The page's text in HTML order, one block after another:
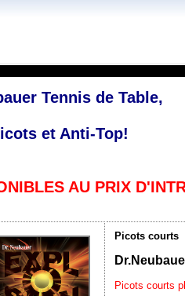
Tennis de Table,
et Anti-Top!
AU PRIX
Picots courts
Picots courts